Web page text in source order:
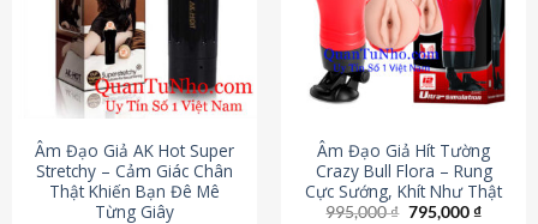
Âm Đạo Giả AK Hot Super
Stretchy – Cảm Giác Chân
Thật Khiến Bạn Đê Mê
Từng Giây
Âm Đạo Giả Hít Tường
Crazy Bull Flora – Rung
Cực Sướng, Khít Như Thật
995,000₫ Giá
795,000₫Giá